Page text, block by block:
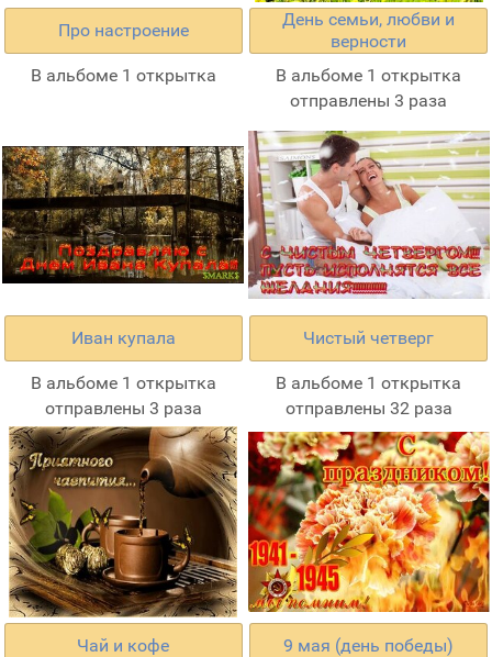
Про настроение
В альбоме 1 открытка
День семьи, любви и
верности
В альбоме 1 открытка
отправлены 3 раза
Иван купала
В альбоме 1 открытка
отправлены 3 раза
Чистый четверг
В альбоме 1 открытка
отправлены 32 раза
Чай и кофе 9 мая (день победы)